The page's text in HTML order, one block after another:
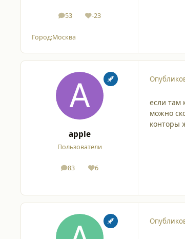
53
сообщения
-23
Репутация
Город:Москва
apple
Пользователи
83
сообщения
6
Репутация
если там
можно
конторы